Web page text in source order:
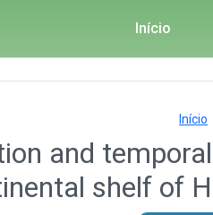
Início
Início
and
shelf of